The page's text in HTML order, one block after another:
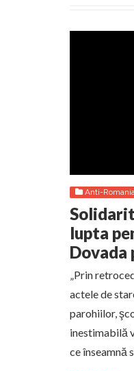
Anti-
lupta
„Prin
actele de
parohiilor,
inestimabilă
ce înseamnă